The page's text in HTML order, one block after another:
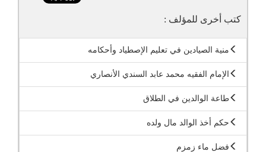
كتب أخرى للمؤلف :
منية الصيادين في تعليم الإصطياد وأحكامه
الإمام الفقيه محمد عابد السندي الأنصاري
طاعة الوالدين في الطلاق
حكم أخذ الوالد مال ولده
فضل ماء زمزم